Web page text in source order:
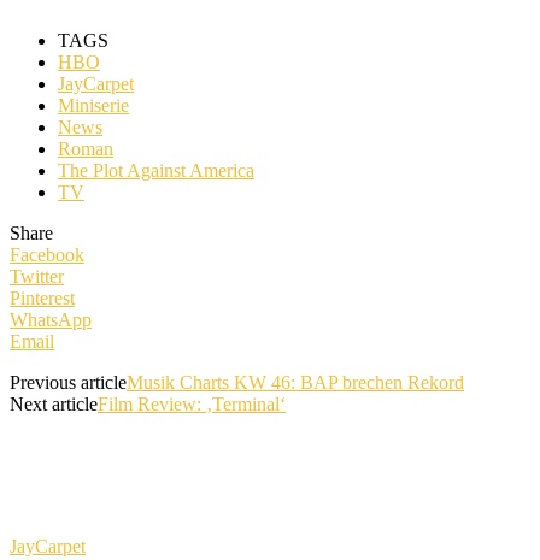
TAGS
HBO
JayCarpet
Miniserie
News
Roman
The Plot Against America
TV
Share
Facebook
Twitter
Pinterest
WhatsApp
Email
Previous articleMusik Charts KW 46: BAP brechen Rekord
Next articleFilm Review: ‚Terminal‘
JayCarpet